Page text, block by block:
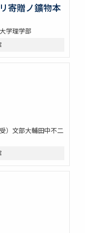
寄贈ノ鑛物本
学理学部
）文部大輔田中不二